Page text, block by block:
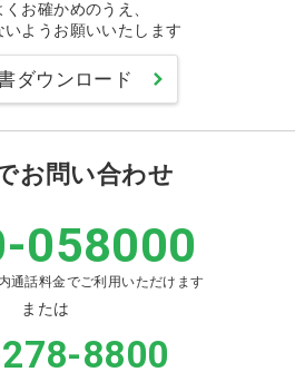
お確かめのうえ、
いようお願いいたします
ダウンロード
お問い合わせ
058000
通話料金でご利用いただけます
または
8800